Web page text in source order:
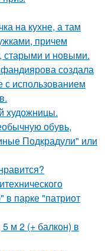
на кухне, а там
причем
старыми и новыми.
создала
с использованием
художницы.
обувь,
Подкрадули" или
в парке "патриот
м 2 (+ балкон) в